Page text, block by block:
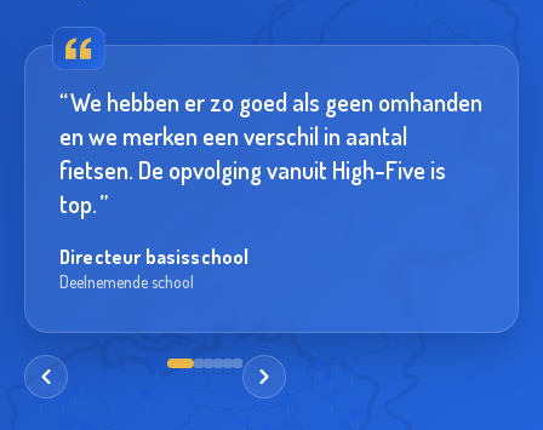
We hebben er zo goed als geen omhanden
en we merken een verschil in aantal
fietsen. De opvolging vanuit High-Five is
top.
Directeur basisschool
Deelnemende school